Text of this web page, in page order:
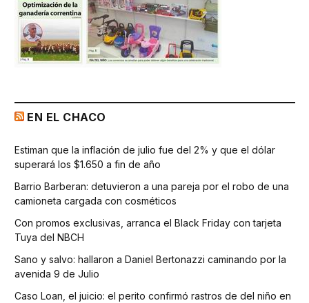
EN EL CHACO
Estiman que la inflación de julio fue del 2% y que el dólar
superará los $1.650 a fin de año
Barrio Barberan: detuvieron a una pareja por el robo de una
camioneta cargada con cosméticos
Con promos exclusivas, arranca el Black Friday con tarjeta
Tuya del NBCH
Sano y salvo: hallaron a Daniel Bertonazzi caminando por la
avenida 9 de Julio
Caso Loan, el juicio: el perito confirmó rastros de del niño en